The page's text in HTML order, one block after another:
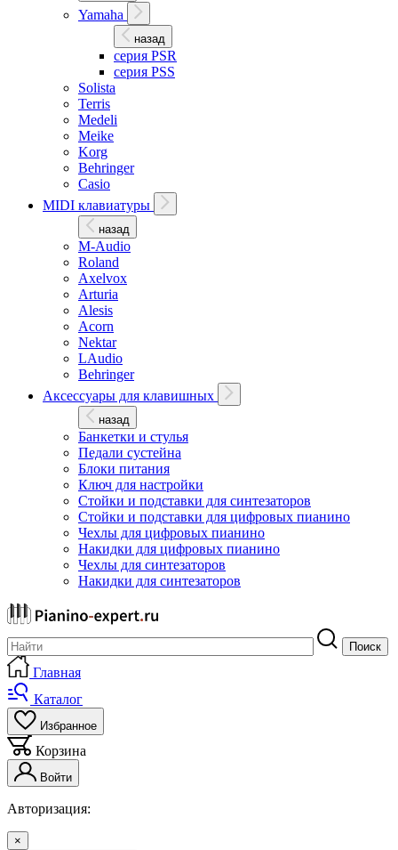
Yamaha
назад
серия PSR
серия PSS
Solista
Terris
Medeli
Meike
Korg
Behringer
Casio
MIDI клавиатуры
назад
M-Audio
Roland
Axelvox
Arturia
Alesis
Acorn
Nektar
LAudio
Behringer
Аксессуары для клавишных
назад
Банкетки и стулья
Педали сустейна
Блоки питания
Ключ для настройки
Стойки и подставки для синтезаторов
Стойки и подставки для цифровых пианино
Чехлы для цифровых пианино
Накидки для цифровых пианино
Чехлы для синтезаторов
Накидки для синтезаторов
Поиск
Главная
Каталог
Избранное
Корзина
Войти
Авторизация:
×